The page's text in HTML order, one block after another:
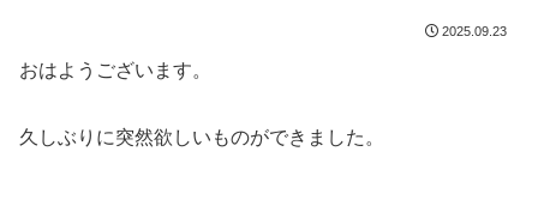
2025.09.23
おはようございます。
久しぶりに突然欲しいものができました。